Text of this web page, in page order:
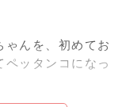
ゃんを、初めてお
ッタンコになっ